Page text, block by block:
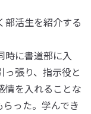
部活生を紹介する
時に書道部に入
張り、指示役と
情を入れることな
った。学んでき